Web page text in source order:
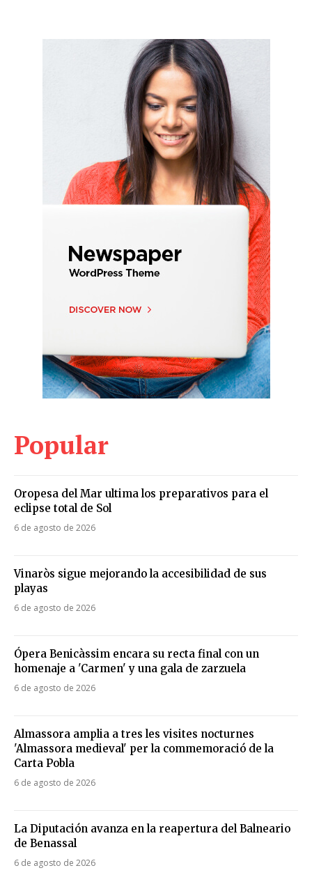
Popular
Oropesa del Mar ultima los preparativos para el
eclipse total de Sol
6 de agosto de 2026
Vinaròs sigue mejorando la accesibilidad de sus
playas
6 de agosto de 2026
Ópera Benicàssim encara su recta final con un
homenaje a 'Carmen' y una gala de zarzuela
6 de agosto de 2026
Almassora amplia a tres les visites nocturnes
'Almassora medieval' per la commemoració de la
Carta Pobla
6 de agosto de 2026
La Diputación avanza en la reapertura del Balneario
de Benassal
6 de agosto de 2026